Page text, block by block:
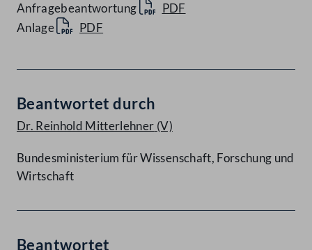
Anfragebeantwortung
PDF
Anlage
PDF
Beantwortet durch
Dr. Reinhold Mitterlehner (V)
Bundesministerium für Wissenschaft, Forschung und
Wirtschaft
Beantwortet